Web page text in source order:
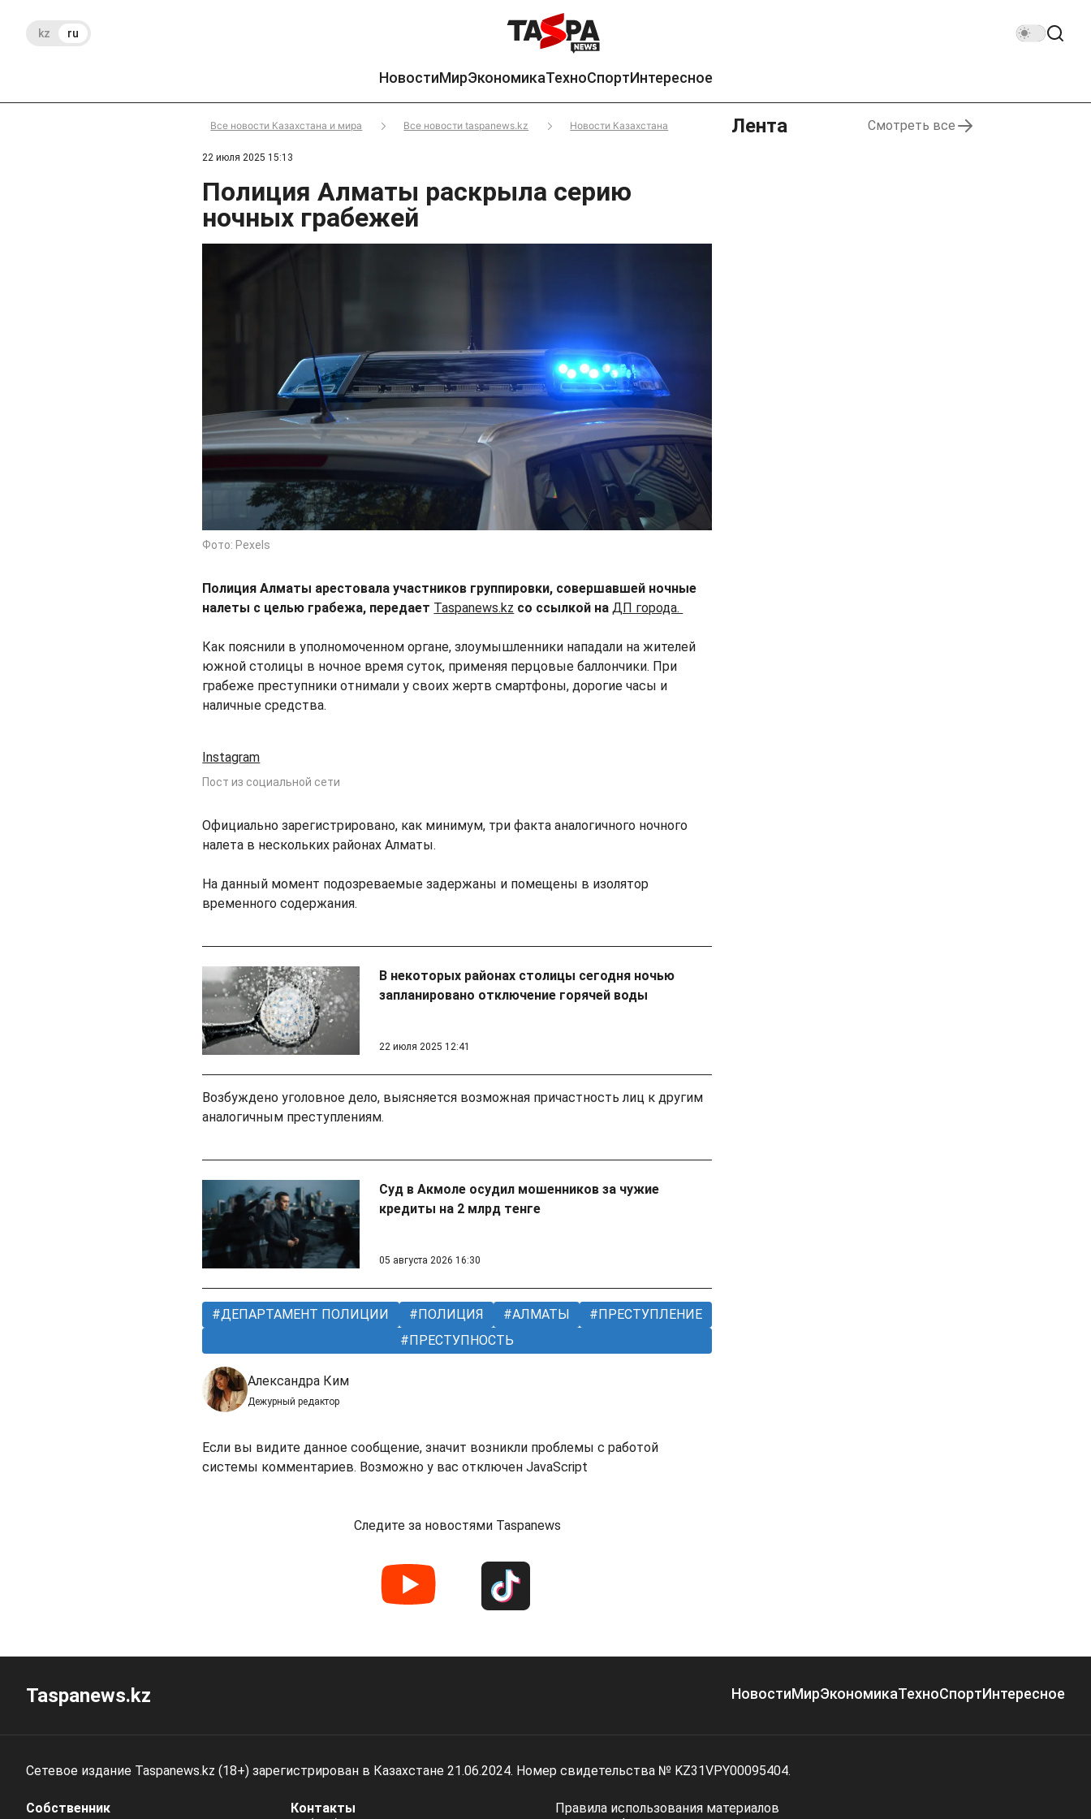
kz ru
НовостиМирЭкономикаТехноСпортИнтересное
Все новости Казахстана и мира Все новости taspanews.kz Новости Казахстана
22 июля 2025 15:13
Полиция Алматы раскрыла серию
ночных грабежей
Фото: Pexels
Полиция Алматы арестовала участников группировки, совершавшей ночные
налеты с целью грабежа, передает Taspanews.kz со ссылкой наДП города.
Как пояснили в уполномоченном органе, злоумышленники нападали на жителей
южной столицы в ночное время суток, применяя перцовые баллончики. При
грабеже преступники отнимали у своих жертв смартфоны, дорогие часы и
наличные средства.
Instagram
Пост из социальной сети
Официально зарегистрировано, как минимум, три факта аналогичного ночного
налета в нескольких районах Алматы.
На данный момент подозреваемые задержаны и помещены в изолятор
временного содержания.
В некоторых районах столицы сегодня ночью
запланировано отключение горячей воды
22 июля 2025 12:41
Возбуждено уголовное дело, выясняется возможная причастность лиц к другим
аналогичным преступлениям.
Суд в Акмоле осудил мошенников за чужие
кредиты на 2 млрд тенге
05 августа 2026 16:30
ДЕПАРТАМЕНТ ПОЛИЦИИ ПОЛИЦИЯ АЛМАТЫ
ПРЕСТУПЛЕНИЕ
ПРЕСТУПНОСТЬ
Александра Ким
Дежурный редактор
Если вы видите данное сообщение, значит возникли проблемы с работой
системы комментариев. Возможно у вас отключен JavaScript
Следите за новостями Taspanews
Лента Смотреть все
Taspanews.kz НовостиМирЭкономикаТехноСпортИнтересное
Сетевое издание Taspanews.kz (18+) зарегистрирован в Казахстане 21.06.2024. Номер свидетельства № KZ31VPY00095404.
Собственник
Контакты
Правила использования материалов